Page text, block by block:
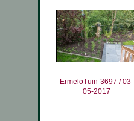
ErmeloTuin-3697 / 03-
05-2017